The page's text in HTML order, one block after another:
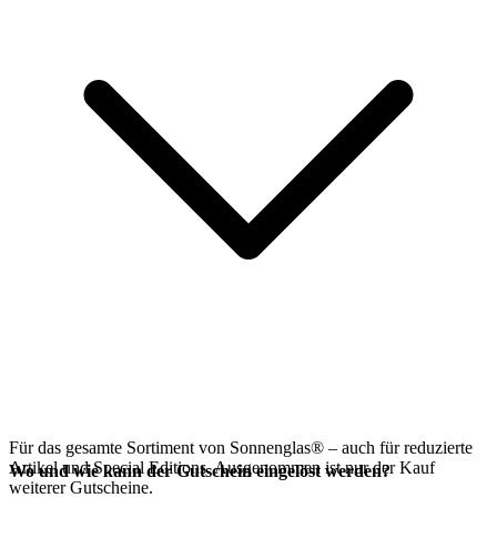
Für das gesamte Sortiment von Sonnenglas® – auch für reduzierte
Artikel und Special Editions. Ausgenommen ist nur der Kauf
weiterer Gutscheine.
Wo und wie kann der Gutschein eingelöst werden?